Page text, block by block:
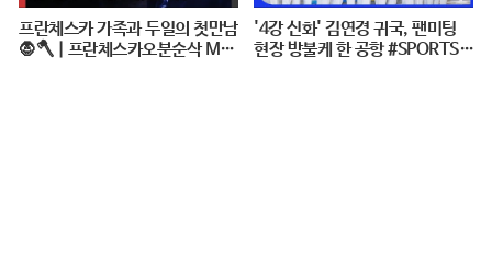
프란체스카 가족과 두일의 첫만남
🧛🪓 | 프란체스카오분순삭 MB
'4강 신화' 김연경 귀국, 팬미팅
현장 방불케 한 공항 #SPORTSTI